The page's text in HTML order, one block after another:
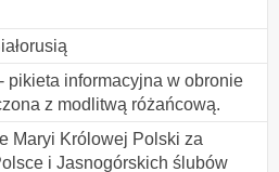
pikieta informacyjna w obronie
z modlitwą różańcową.
Maryi Królowej Polski za
i Jasnogórskich ślubów